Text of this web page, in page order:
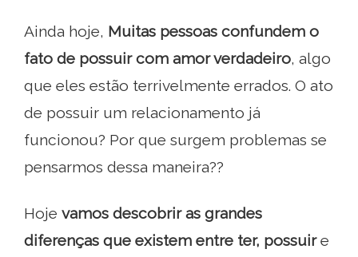
Ainda hoje, Muitas pessoas confundem o
fato de possuir com amor verdadeiro, algo
que eles estão terrivelmente errados. O ato
de possuir um relacionamento já
funcionou? Por que surgem problemas se
pensarmos dessa maneira??
Hoje vamos descobrir as grandes
diferenças que existem entre ter, possuire